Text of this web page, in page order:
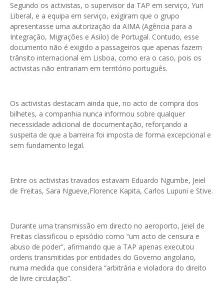
Segundo os activistas, o supervisor da TAP em serviço, Yuri
Liberal, e a equipa em serviço, exigiram que o grupo
apresentasse uma autorização da AIMA (Agência para a
Integração, Migrações e Asilo) de Portugal. Contudo, esse
documento não é exigido a passageiros que apenas fazem
trânsito internacional em Lisboa, como era o caso, pois os
activistas não entrariam em território português.
Os activistas destacam ainda que, no acto de compra dos
bilhetes, a companhia nunca informou sobre qualquer
necessidade adicional de documentação, reforçando a
suspeita de que a barreira foi imposta de forma excepcional e
sem fundamento legal.
Entre os activistas travados estavam Eduardo Ngumbe, Jeiel
de Freitas, Sara Ngueve,Florence Kapita, Carlos Lupuni e Stive.
Durante uma transmissão em directo no aeroporto, Jeiel de
Freitas classificou o episódio como “um acto de censura e
abuso de poder”, afirmando que a TAP apenas executou
ordens transmitidas por entidades do Governo angolano,
numa medida que considera “arbitrária e violadora do direito
de livre circulação”.